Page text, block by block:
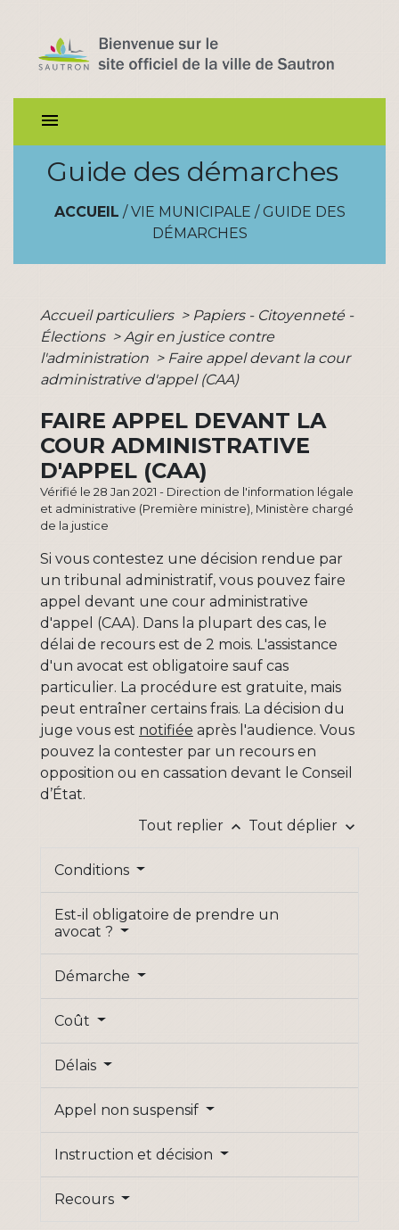
menu
Guide des démarches
ACCUEIL / VIE MUNICIPALE / GUIDE DES
DÉMARCHES
Accueil particuliers > Papiers - Citoyenneté -
Élections > Agir en justice contre
l'administration > Faire appel devant la cour
administrative d'appel (CAA)
FAIRE APPEL DEVANT LA
COUR ADMINISTRATIVE
D'APPEL (CAA)
Vérifié le 28 Jan 2021 - Direction de l'information légale
et administrative (Première ministre), Ministère chargé
de la justice
Si vous contestez une décision rendue par
un tribunal administratif, vous pouvez faire
appel devant une cour administrative
d'appel (CAA). Dans la plupart des cas, le
délai de recours est de 2 mois. L'assistance
d'un avocat est obligatoire sauf cas
particulier. La procédure est gratuite, mais
peut entraîner certains frais. La décision du
juge vous est notifiée après l'audience. Vous
pouvez la contester par un recours en
opposition ou en cassation devant le Conseil
d’État.
Tout replier keyboard_arrow_up Tout déplier keyboard_arrow_down
Conditions
Est-il obligatoire de prendre un
avocat ?
Démarche
Coût
Délais
Appel non suspensif
Instruction et décision
Recours